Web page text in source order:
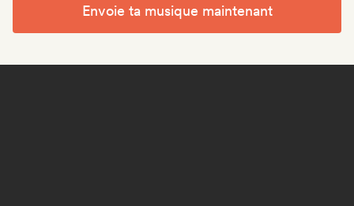
Envoie ta musique maintenant